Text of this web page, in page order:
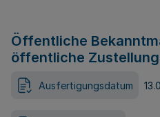
Öffentliche
öffentliche Zustellung
Ausfertigungsdatum